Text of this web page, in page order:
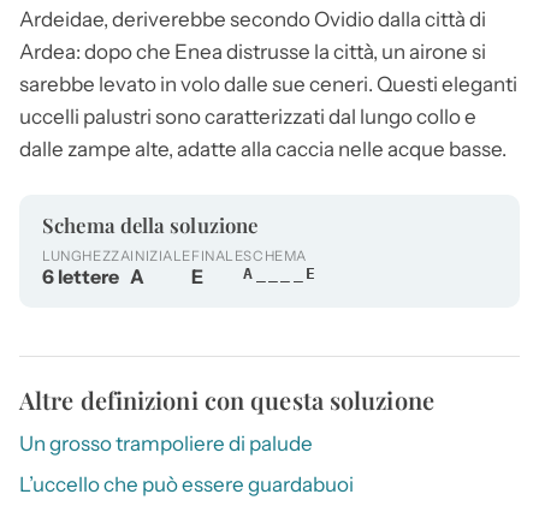
Ardeidae, deriverebbe secondo Ovidio dalla città di
Ardea: dopo che Enea distrusse la città, un airone si
sarebbe levato in volo dalle sue ceneri. Questi eleganti
uccelli palustri sono caratterizzati dal lungo collo e
dalle zampe alte, adatte alla caccia nelle acque basse.
Schema della soluzione
LUNGHEZZA
6 lettere
INIZIALE
A
FINALE
E
SCHEMA
A____E
Altre definizioni con questa soluzione
Un grosso trampoliere di palude
L’uccello che può essere guardabuoi